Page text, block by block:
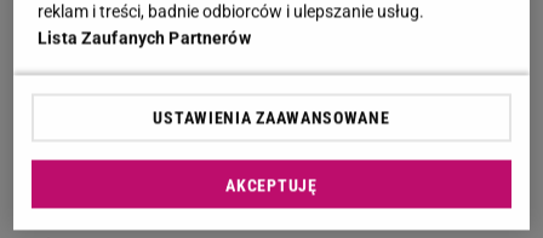
stylowo i bardzo przytulnie
W rozmowie z dziennikarzami "Dzień dobry TVN"
Joanna Krupa zdradziła, dlaczego wraz z mężem
zdecydowali się zamieszkać w wybudowanej w
1937 roku posiadłość.
reklam i treści, badnie odbiorców i ulepszanie usług.
Lista Zaufanych Partnerów
USTAWIENIA ZAAWANSOWANE
AKCEPTUJĘ